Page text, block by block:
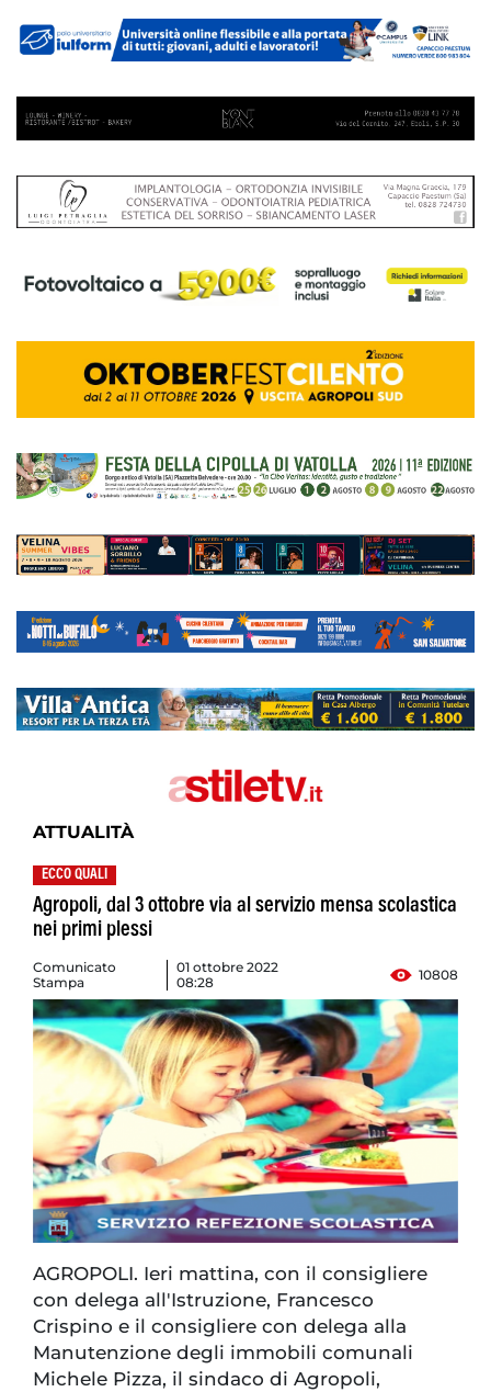
ATTUALITÀ
ECCO QUALI
Agropoli, dal 3 ottobre via al servizio mensa scolastica
nei primi plessi
Comunicato
Stampa
01 ottobre 2022
08:28
10808
AGROPOLI. Ieri mattina, con il consigliere
con delega all'Istruzione, Francesco
Crispino e il consigliere con delega alla
Manutenzione degli immobili comunali
Michele Pizza, il sindaco di Agropoli,